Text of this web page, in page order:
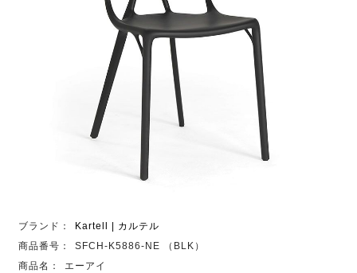
ブランド：
Kartell | カルテル
商品番号：
SFCH-K5886-NE （BLK）
商品名：
エーアイ